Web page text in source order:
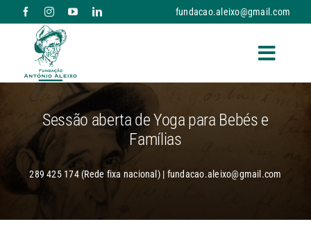
to
content
fundacao.aleixo@gmail.com
Toggle
A FUNDAÇÃO
RESPOSTAS SOCIAIS E SERVIÇOS
NOTÍCIAS
Sessão aberta de Yoga para Bebés e
Famílias
289 425 174 (Rede fixa nacional) | fundacao.aleixo@gmail.com